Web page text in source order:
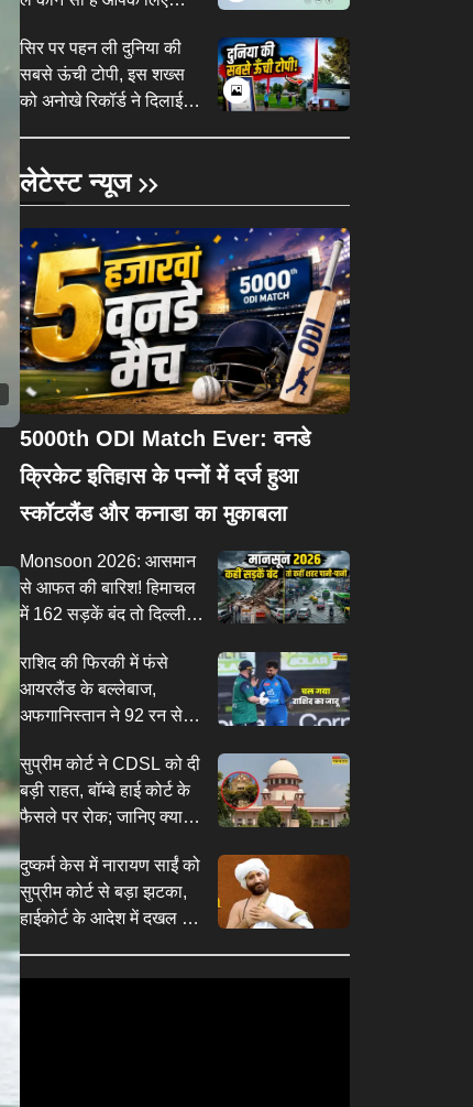
सिर पर पहन ली दुनिया की
सबसे ऊंची टोपी, इस शख्स
को अनोखे रिकॉर्ड ने दिलाई
लेटेस्ट न्यूज
5000th ODI Match Ever: वनडे
क्रिकेट इतिहास के पन्नों में दर्ज हुआ
स्कॉटलैंड और कनाडा का मुकाबला
Monsoon 2026: आसमान
से आफत की बारिश! हिमाचल
में 162 सड़कें बंद तो दिल्ली में
में रेड अलर्ट
राशिद की फिरकी में फंसे
आयरलैंड के बल्लेबाज,
अफगानिस्तान ने 92 रन से
बढ़त
सुप्रीम कोर्ट ने CDSL को दी
बड़ी राहत, बॉम्बे हाई कोर्ट के
फैसले पर रोक; जानिए क्या
दुष्कर्म केस में नारायण साईं को
सुप्रीम कोर्ट से बड़ा झटका,
हाईकोर्ट के आदेश में दखल से